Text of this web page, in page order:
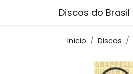
Discos do Brasil
Início Discos